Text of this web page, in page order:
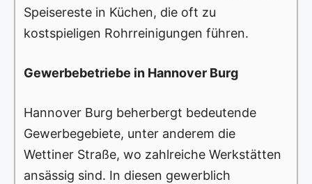
Speisereste in Küchen, die oft zu
kostspieligen Rohrreinigungen führen.
Gewerbebetriebe in Hannover Burg
Hannover Burg beherbergt bedeutende
Gewerbegebiete, unter anderem die
Wettiner Straße, wo zahlreiche Werkstätten
ansässig sind. In diesen gewerblich